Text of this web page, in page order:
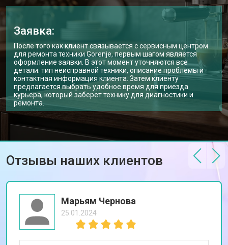
Заявка:
После того как клиент связывается с сервисным центром
для ремонта техники Gorenje, первым шагом является
оформление заявки. В этот момент уточняются все
детали: тип неисправной техники, описание проблемы и
контактная информация клиента. Затем клиенту
предлагается выбрать удобное время для приезда
курьера, который заберет технику для диагностики и
ремонта.
Отзывы наших клиентов
Марьям Чернова
25.01.2024